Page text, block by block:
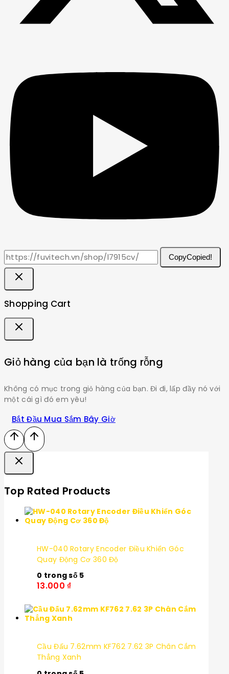
CopyCopied!
Shopping Cart
Giỏ hàng của bạn là trống rỗng
Không có mục trong giỏ hàng của bạn. Đi đi, lấp đầy nó với
một cái gì đó em yêu!
Bắt Đầu Mua Sắm Bây Giờ
Top Rated Products
HW-040 Rotary Encoder Điều Khiển Góc
Quay Động Cơ 360 Độ
0 trong số 5
13.000 ₫
Cầu Đấu 7.62mm KF762 7.62 3P Chân Cắm
Thẳng Xanh